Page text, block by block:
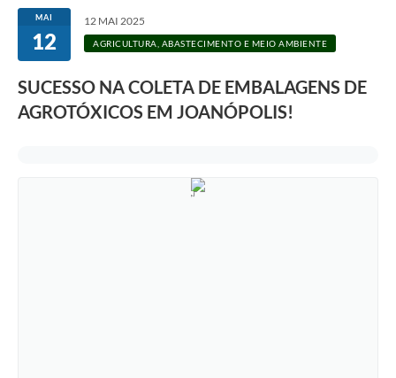
Transparência
Editais
Conselhos
MAI
12
12 MAI 2025
AGRICULTURA, ABASTECIMENTO E MEIO AMBIENTE
SUCESSO NA COLETA DE EMBALAGENS DE
AGROTÓXICOS EM JOANÓPOLIS!